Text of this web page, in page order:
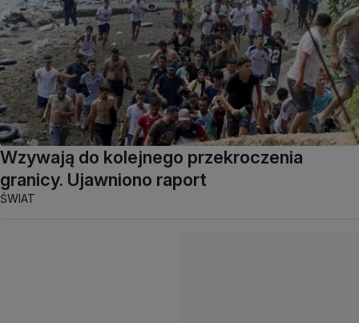
Wzywają do kolejnego przekroczenia
granicy. Ujawniono raport
ŚWIAT